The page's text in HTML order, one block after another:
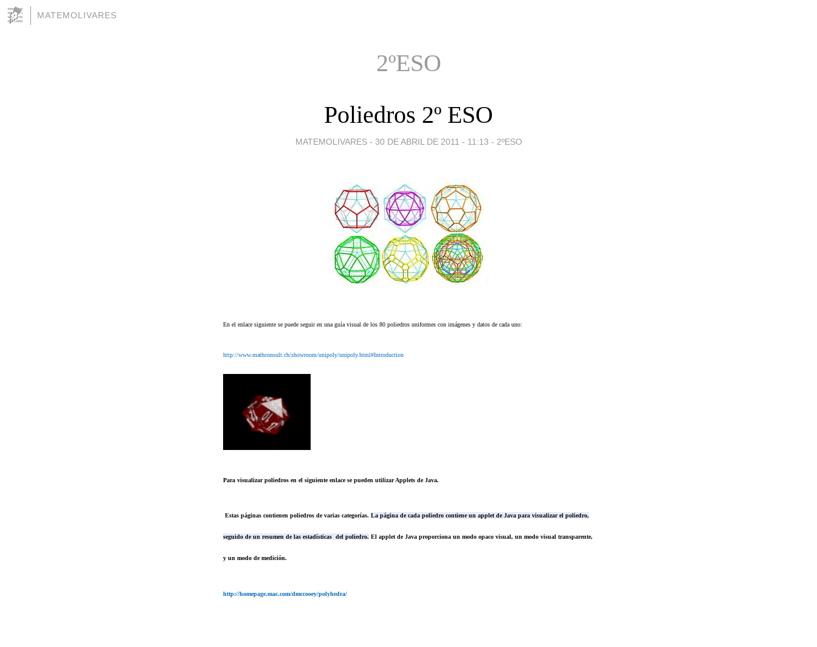
MATEMOLIVARES
2ºESO
Poliedros 2º ESO
MATEMOLIVARES - 30 DE ABRIL DE 2011 - 11:13 - 2ºESO
En el enlace siguiente se puede seguir en una guía visual de los 80 poliedros uniformes con imágenes y datos de cada uno:
http://www.mathconsult.ch/showroom/unipoly/unipoly.html#Introduction
Para visualizar poliedros en el siguiente enlace se pueden utilizar Applets de Java.
Estas páginas contienen poliedros de varias categorías. La página de cada poliedro contiene un applet de Java para visualizar el poliedro,
seguido de un resumen de las estadísticas del poliedro. El applet de Java proporciona un modo opaco visual, un modo visual transparente,
y un modo de medición.
http://homepage.mac.com/dmccooey/polyhedra/